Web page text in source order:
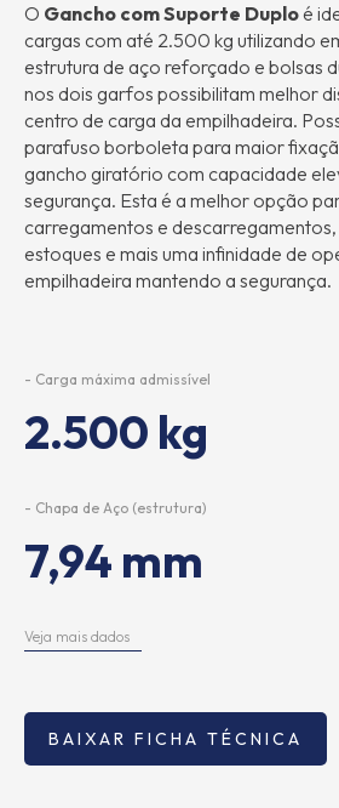
O Gancho com Suporte Duplo é
cargas com até 2.500 kg utilizando
estrutura de aço reforçado e bolsas
nos dois garfos possibilitam melhor
centro de carga da empilhadeira.
parafuso borboleta para maior
gancho giratório com capacidade
segurança. Esta é a melhor opção
carregamentos e
estoques e mais uma infinidade de
empilhadeira mantendo a segurança.
- Carga máxima admissível
2.500 kg
- Chapa de Aço (estrutura)
7,94 mm
Veja mais dados
BAIXAR FICHA TÉCNICA